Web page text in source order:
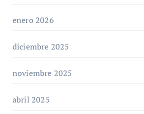
enero 2026
diciembre 2025
noviembre 2025
abril 2025